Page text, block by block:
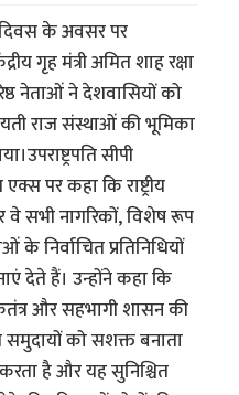
दिवस के अवसर पर
गृह मंत्री अमित शाह रक्षा
नेताओं ने देशवासियों को
राज संस्थाओं की भूमिका
सीपी
पर कहा कि राष्ट्रीय
सभी नागरिकों, विशेष रूप
निर्वाचित प्रतिनिधियों
देते हैं। उन्होंने कहा कि
और सहभागी शासन की
समुदायों को सशक्त बनाता
है और यह सुनिश्चित